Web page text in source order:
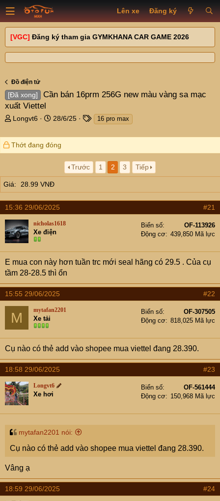
Lên xe Đăng ký
[VGC] Đăng ký tham gia GYMKHANA CAR GAME 2026
Đồ điện tử
[Đã xong]
Cần bán 16prm 256G new màu vàng sa mạc
xuất Viettel
T
r
e
a
t
a
r
t
e
r
Longvt6
N
à
y
g
28/6/25
T
g
16 pro max
Thớt đang đóng
Trước 1 2 3 Tiếp
Giá 28.99 VNĐ
15:36 29/06/2025 #21
nicholas1618
Xe điện
Biển số
OF-113926
Động cơ
439,850 Mã lực
E mua con này hơn tuần trc mới seal hãng có 29.5 . Của cụ
tầm 28-28.5 thì ổn
15:55 29/06/2025 #22
M mytafan2201
Xe tải
Biển số
OF-307505
Động cơ
818,025 Mã lực
Cụ nào có thẻ add vào shopee mua viettel đang 28.390.
18:58 29/06/2025 #23
Longvt6
Xe hơi
Biển số
OF-561444
Động cơ
150,968 Mã lực
mytafan2201 nói:
Cụ nào có thẻ add vào shopee mua viettel đang 28.390.
Vâng ạ
18:59 29/06/2025 #24